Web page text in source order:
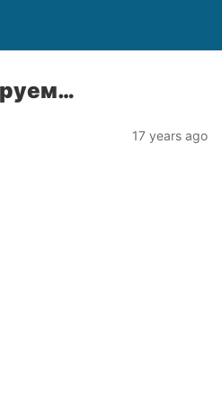
17 years ago